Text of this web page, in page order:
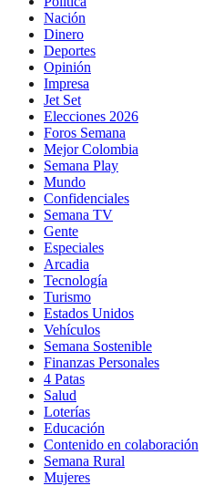
Nación
Dinero
Deportes
Opinión
Impresa
Jet Set
Elecciones 2026
Foros Semana
Mejor Colombia
Semana Play
Mundo
Confidenciales
Semana TV
Gente
Especiales
Arcadia
Tecnología
Turismo
Estados Unidos
Vehículos
Semana Sostenible
Finanzas Personales
4 Patas
Salud
Loterías
Educación
Contenido en colaboración
Semana Rural
Mujeres